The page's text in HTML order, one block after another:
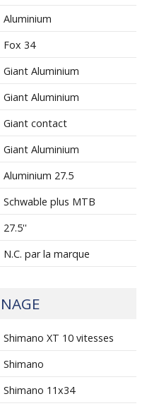
Aluminium
Fox 34
Giant Aluminium
Giant Aluminium
Giant contact
Giant Aluminium
Aluminium 27.5
Schwable plus MTB
27.5''
N.C. par la marque
Shimano XT 10 vitesses
Shimano
Shimano 11x34